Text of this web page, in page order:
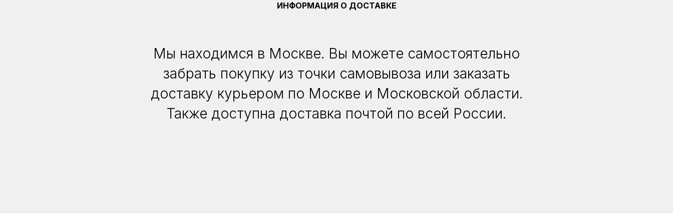
ИНФОРМАЦИЯ О ДОСТАВКЕ
Мы находимся в Москве. Вы можете самостоятельно
забрать покупку из точки самовывоза или заказать
доставку курьером по Москве и Московской области.
Также доступна доставка почтой по всей России.